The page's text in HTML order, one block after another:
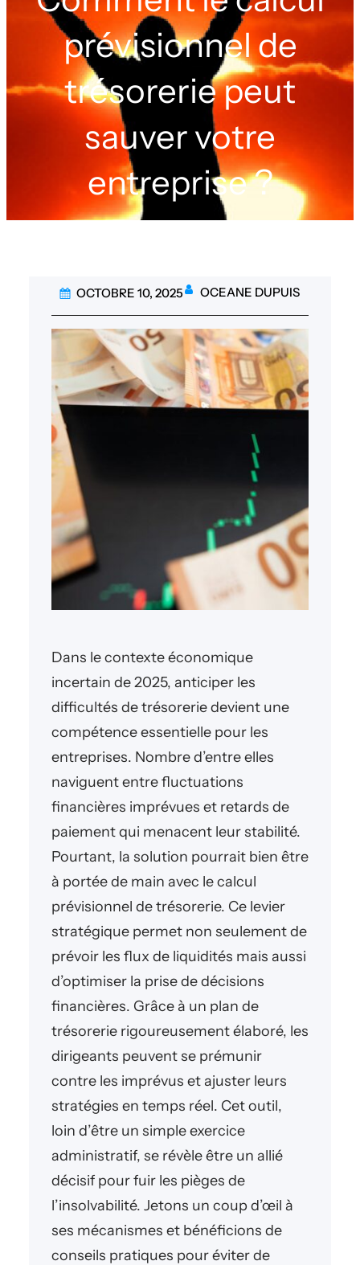
prévisionnel de
trésorerie peut
sauver votre
entreprise ?
OCTOBRE 10, 2025 OCEANE DUPUIS
Dans le contexte économique
incertain de 2025, anticiper les
difficultés de trésorerie devient une
compétence essentielle pour les
entreprises. Nombre d’entre elles
naviguent entre fluctuations
financières imprévues et retards de
paiement qui menacent leur stabilité.
Pourtant, la solution pourrait bien être
à portée de main avec le calcul
prévisionnel de trésorerie. Ce levier
stratégique permet non seulement de
prévoir les flux de liquidités mais aussi
d’optimiser la prise de décisions
financières. Grâce à un plan de
trésorerie rigoureusement élaboré, les
dirigeants peuvent se prémunir
contre les imprévus et ajuster leurs
stratégies en temps réel. Cet outil,
loin d’être un simple exercice
administratif, se révèle être un allié
décisif pour fuir les pièges de
l’insolvabilité. Jetons un coup d’œil à
ses mécanismes et bénéficions de
conseils pratiques pour éviter de